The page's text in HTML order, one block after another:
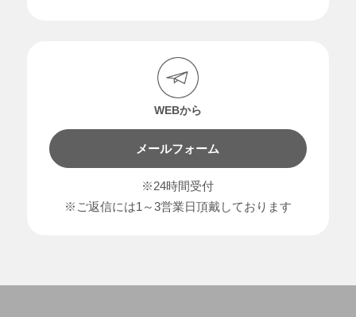
WEBから
メールフォーム
※24時間受付
※ご返信には1～3営業日頂戴しております